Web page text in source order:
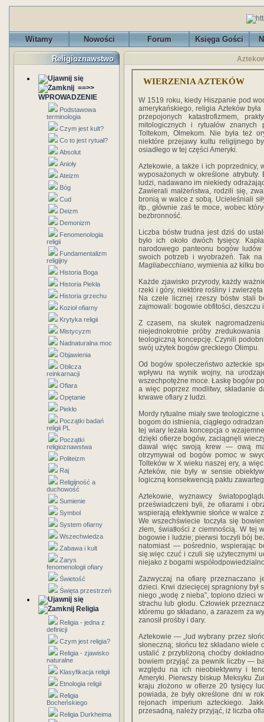
Witamy Nowości Forum Księga Gości
Religioznawstwo
==>>
WPROWADZENIE
Podstawowa
terminologia
Czym jest kult?
Co to jest rytuał?
Absolut
Anioły
Ateizm
Bóg
Cud
Deizm
Demonizm
Fenomenologia
religii
Fundamentalizm
religijny
Historia Boga
Historia Piekła
Historia grzechu
Kozioł ofiarny
Krytyka religii
Mistycyzm
Nadnaturalna moc
Objawienia
Oblicza
reinkarnacji
Ofiara
Opętanie
Piekło
Początki badań
religii PL
Początki
religioznawstwa
Politeizm
Raj
Religijność a
duchowość
Sumienie
Symbol
System ofiarny
Wszechwiedza
Zabawa i kult
Zarys
fenomenologii ofiary
Świetość
Święta przestrzeń
Religia
Religia - jedna z
definicji
Czym jest religia?
Religia - zjawisko
naturalne
Klasyfikacja religii
Etnologia religii
Religia
Bocheńskiego
Religia Durkheima
WIERZENIA AZTEKÓW
W 1519 roku, kiedy Hiszpanie pod
amerykańskiego, religia Azteków
przepojonych katastrofizmem,
mitologicznych i rytuałów
Toltekom, Olmekom. Nie była też
niektóre przejawy kultu religijnego
osiadłego w tej części Ameryki.
Aztekowie, a także i ich poprzednicy,
wyposażonych w określone
ludzi, nadawano im niekiedy
Zawierali małżeństwa, rodzili się,
bronią w walce z sobą. Ucieleśniali
itp., głównie zaś te moce, wobec
bezbronność.
Liczba bóstw trudna jest dziś do
było ich około dwóch tysięcy.
narodowego panteonu bogów
swoich potrzeb i wyobrażeń. Tak
Magliabecchiano, wymienia aż kilku
Każde zjawisko przyrody, każdy
rzeki i góry, niektóre rośliny i
Na czele licznej rzeszy bóstw stali
zajmowali: bogowie obfitości, deszczu
Z czasem, na skutek
niejednokrotnie próby
teologiczną koncepcję. Czynili
swój użytek bogów greckiego Olimpu.
Od bogów społeczeństwo azteckie
wpływu na wynik wojny, na
wszechpotężne moce. Łaskę bogów
a więc poprzez modlitwy, składanie
krwawe ofiary z ludzi.
Mordy rytualne miały swe
bogom do istnienia, ciągłego
tej wiary leżała koncepcja o
dzięki ofierze bogów, zaciągnęli
dawał więc swoją krew — ową
otrzymywał od bogów pomoc w
Tolteków w X wieku naszej ery, a
Azteków, nie były w sensie
logiczną konsekwencją paktu
Aztekowie, wyznawcy
przeświadczeni byli, że ofiarami i
wspierają efektywnie słońce w walce
We wszechświecie toczyła się
złem, światłości z ciemnością. W tej
bogowie i ludzie; pierwsi toczyli bój
natomiast — pośrednio, wspierając
się.więc czuć i czuli się użytecznymi
niejako z bogami
Zazwyczaj na ofiarę przeznaczano
dzieci. Krwi dziecięcej spragniony był
niego „wodę z nieba”, topiono dzieci
strachu lub głodu. Człowiek
któremu go składano, a zarazem za
zanosił prośby i dary.
Aztekowie — „lud wybrany przez
słoneczną; słońcu też składano
ustalić z przybliżoną choćby
bowiem przyjąć za pewnik liczby —
względu na ich nieobiektywny i
Ameryki. Pierwszy biskup Meksyku
kraju złożono w ofierze 20 tysięcy
powiada, że były określone dni w
rejonach imperium azteckiego.
przesadną, należy przyjąć, iż liczba